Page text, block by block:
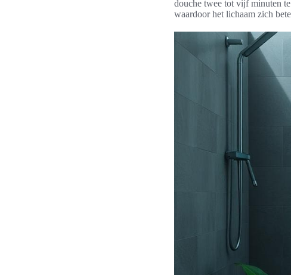
douche twee tot vijf minuten
waardoor het lichaam zich